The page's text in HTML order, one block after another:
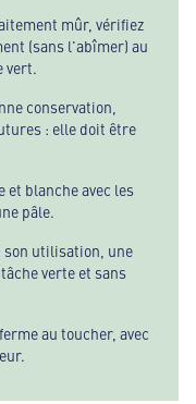
mûr, vérifiez
(sans l'abîmer) au
vert.
conservation,
: elle doit être
blanche avec les
pâle.
son utilisation, une
verte et sans
au toucher, avec